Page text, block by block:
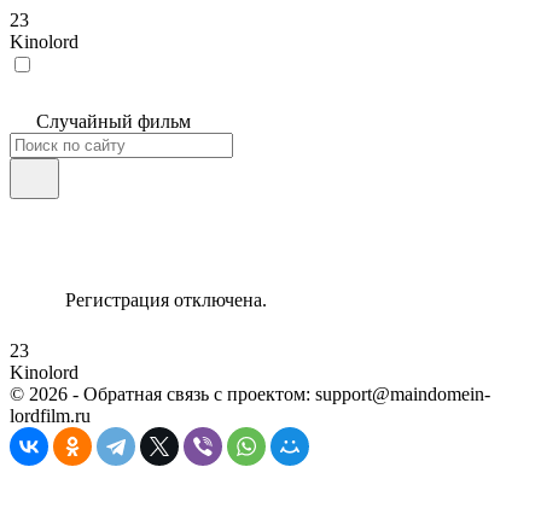
23
Kinolord
Случайный фильм
Регистрация отключена.
23
Kinolord
© 2026 - Обратная связь с проектом: support@maindomein-
lordfilm.ru